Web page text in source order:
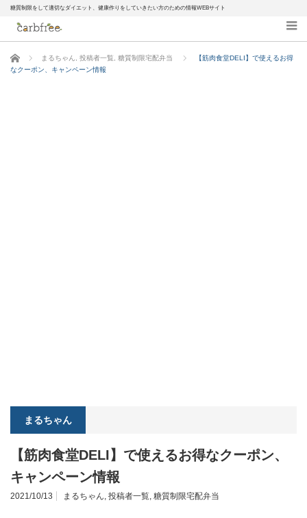
糖質制限をして適切なダイエット、健康作りをしていきたい方のための情報WEBサイト
ホーム まるちゃん 投稿者一覧 糖質制限宅配弁当
【筋肉食堂DELI】で使えるお得
なクーポン、キャンペーン情報
まるちゃん
【筋肉食堂DELI】で使えるお得なクーポン、
キャンペーン情報
2021/10/13 まるちゃん, 投稿者一覧, 糖質制限宅配弁当